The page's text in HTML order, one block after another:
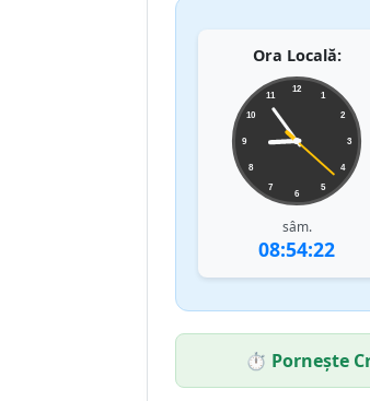
Ora Locală:
12
1
2
3
4
5
6
7
8
9
10
11
sâm.
08:54:22
⏱️ Pornește